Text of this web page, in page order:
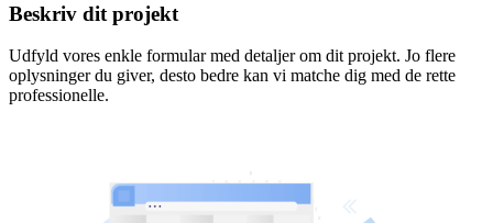
Beskriv dit projekt
Udfyld vores enkle formular med detaljer om dit projekt. Jo flere
oplysninger du giver, desto bedre kan vi matche dig med de rette
professionelle.